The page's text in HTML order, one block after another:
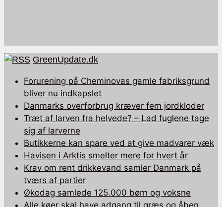
GreenUpdate.dk
Forurening på Cheminovas gamle fabriksgrund
bliver nu indkapslet
Danmarks overforbrug kræver fem jordkloder
Træt af larven fra helvede? – Lad fuglene tage
sig af larverne
Butikkerne kan spare ved at give madvarer væk
Havisen i Arktis smelter mere for hvert år
Krav om rent drikkevand samler Danmark på
tværs af partier
Økodag samlede 125.000 børn og voksne